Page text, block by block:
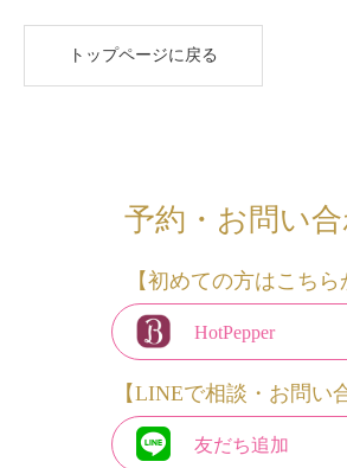
トップページに戻る
予約・お問い
【初めての方はこちら
HotPepper
【LINEで相談・お問い
友だち追加